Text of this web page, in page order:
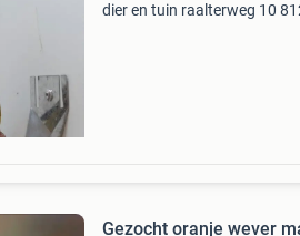
dier en tuin raalterweg 10
Gezocht oranje wever